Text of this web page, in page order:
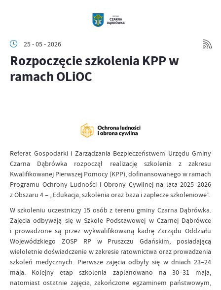
25 - 05 - 2026
Rozpoczęcie szkolenia KPP w
ramach OLiOC
Referat Gospodarki i Zarządzania Bezpieczeństwem Urzędu Gminy
Czarna Dąbrówka rozpoczął realizację szkolenia z zakresu
Kwalifikowanej Pierwszej Pomocy (KPP), dofinansowanego w ramach
Programu Ochrony Ludności i Obrony Cywilnej na lata 2025–2026
z Obszaru 4 – „Edukacja, szkolenia oraz baza i zaplecze szkoleniowe”.
W szkoleniu uczestniczy 15 osób z terenu gminy Czarna Dąbrówka.
Zajęcia odbywają się w Szkole Podstawowej w Czarnej Dąbrówce
i prowadzone są przez wykwalifikowaną kadrę Zarządu Oddziału
Wojewódzkiego ZOSP RP w Pruszczu Gdańskim, posiadającą
wieloletnie doświadczenie w zakresie ratownictwa oraz prowadzenia
szkoleń medycznych. Pierwsze zajęcia odbyły się w dniach 23–24
maja. Kolejny etap szkolenia zaplanowano na 30–31 maja,
natomiast ostatnie zajęcia, zakończone egzaminem państwowym,